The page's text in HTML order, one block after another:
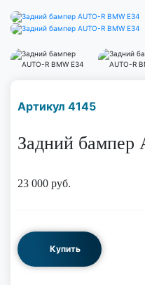
Артикул 4145
Задний
23 000 руб.
Купить